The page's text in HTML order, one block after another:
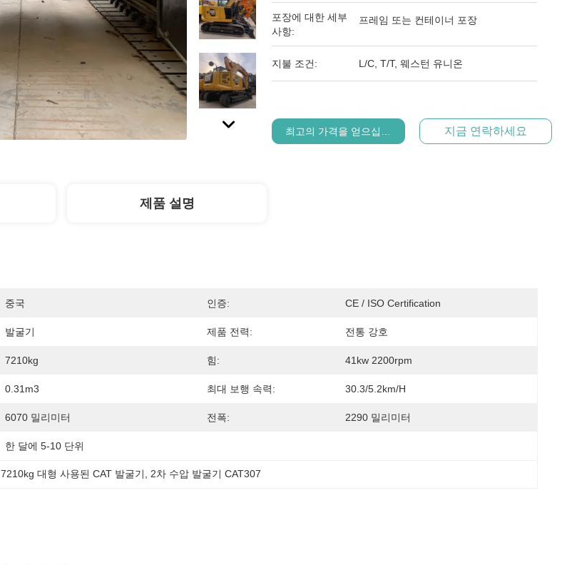
포장에 대한 세부
사항:
프레임 또는 컨테이너 포장
지불 조건: L/C, T/T, 웨스턴 유니온
최고의 가격을 얻으십시오 지금 연락하세요
제품 설명
중국 인증: CE / ISO Certification
발굴기 제품 전력: 전통 강호
7210kg 힘: 41kw 2200rpm
0.31m3 최대 보행 속력: 30.3/5.2km/h
6070 밀리미터 전폭: 2290 밀리미터
한 달에 5-10 단위
7210kg 대형 사용된 CAT 발굴기 2차 수압 발굴기 CAT307